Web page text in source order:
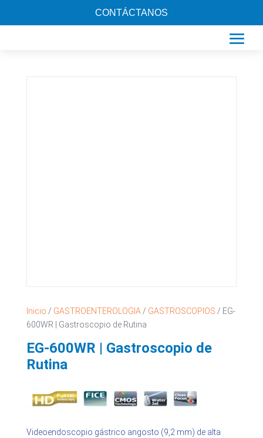
CONTÁCTANOS
Inicio / GASTROENTEROLOGIA/ GASTROSCOPIOS / EG-
600WR | Gastroscopio de Rutina
EG-600WR | Gastroscopio de
Rutina
Videoendoscopio gástrico angosto (9,2 mm) de alta